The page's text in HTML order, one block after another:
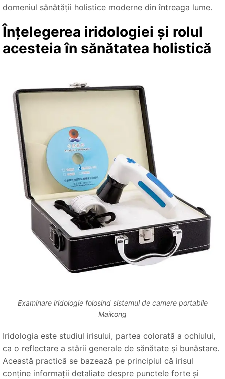
domeniul sănătății holistice moderne din întreaga lume.
Înțelegerea iridologiei și rolul
acesteia în sănătatea holistică
Examinare iridologie folosind sistemul de camere portabile
Maikong
Iridologia este studiul irisului, partea colorată a ochiului,
ca o reflectare a stării generale de sănătate și bunăstare.
Această practică se bazează pe principiul că irisul
conține informații detaliate despre punctele forte și